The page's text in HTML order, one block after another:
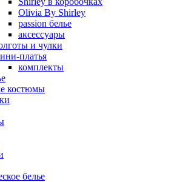
Olivia By Shirley
passion белье
аксессуары
и чулки
платья
комплекты
костюмы
белье